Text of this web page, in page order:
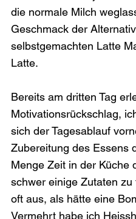
die normale Milch
Geschmack der
selbstgemachten Latte
Latte.
Bereits am dritten Tag
Motivationsrückschlag,
sich der Tagesablauf
Zubereitung des Essens
Menge Zeit in der Küche
schwer einige Zutaten
oft aus, als hätte eine
Vermehrt habe ich